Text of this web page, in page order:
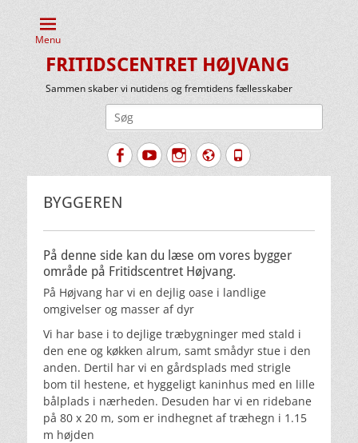
Menu
FRITIDSCENTRET HØJVANG
Sammen skaber vi nutidens og fremtidens fællesskaber
FacebookYouTubeInstagram
Website
Tlf.
BYGGEREN
På denne side kan du læse om vores bygger
område på Fritidscentret Højvang.
På Højvang har vi en dejlig oase i landlige
omgivelser og masser af dyr
Vi har base i to dejlige træbygninger med stald i
den ene og køkken alrum, samt smådyr stue i den
anden. Dertil har vi en gårdsplads med strigle
bom til hestene, et hyggeligt kaninhus med en lille
bålplads i nærheden. Desuden har vi en ridebane
på 80 x 20 m, som er indhegnet af træhegn i 1.15
m højden